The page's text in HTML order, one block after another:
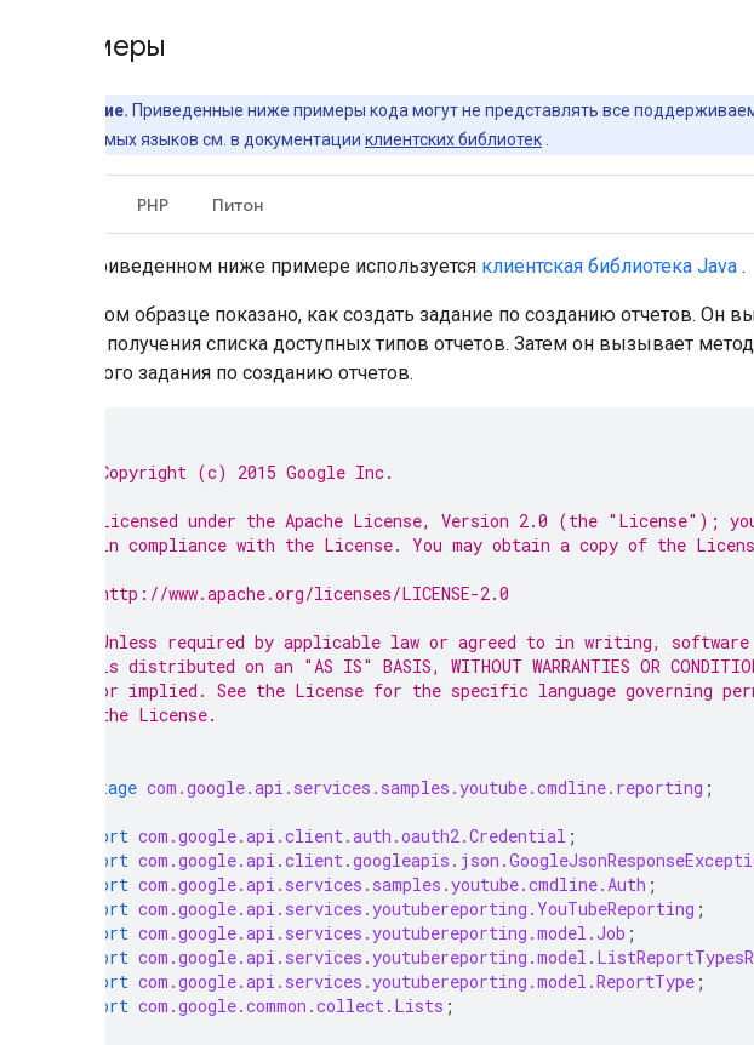
Примеры
Примечание. Приведенные ниже примеры кода могут не представлять все
поддерживаемых языков см. в документации клиентских библиотек
PHP Питон
В приведенном ниже примере используется клиентская библиотека Java .
В этом образце показано, как создать задание по созданию отчетов. Он
для получения списка доступных типов отчетов. Затем он вызывает метод
нового задания по созданию отчетов.
* Copyright (c) 2015 Google Inc.
* Licensed under the Apache License, Version 2.0 (the "License");
* in compliance with the License. You may obtain a copy of the
* http://www.apache.org/licenses/LICENSE-2.0
* Unless required by applicable law or agreed to in writing,
* is distributed on an "AS IS" BASIS, WITHOUT WARRANTIES OR
* or implied. See the License for the specific language governing
* the License.
package com.google.api.services.samples.youtube.cmdline.reporting ;
import com.google.api.client.auth.oauth2.Credential ;
import
import com.google.api.services.samples.youtube.cmdline.Auth ;
import com.google.api.services.youtubereporting.YouTubeReporting ;
import com.google.api.services.youtubereporting.model.Job ;
import
import com.google.api.services.youtubereporting.model.ReportType ;
import com.google.common.collect.Lists ;